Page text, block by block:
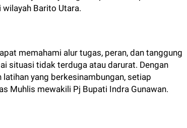
Barito Utara.
memahami alur tugas, peran, dan tanggung
situasi tidak terduga atau darurat. Dengan
yang berkesinambungan, setiap
Muhlis mewakili Pj Bupati Indra Gunawan.